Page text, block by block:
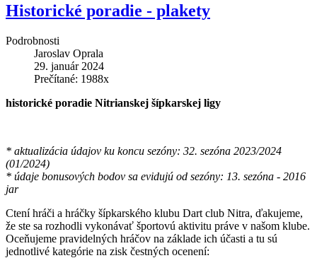
Historické poradie - plakety
Podrobnosti
Jaroslav Oprala
29. január 2024
Prečítané: 1988x
historické poradie Nitrianskej šípkarskej ligy
* aktualizácia údajov ku koncu sezóny: 32. sezóna 2023/2024
(01/2024)
* údaje bonusových bodov sa evidujú od sezóny: 13. sezóna - 2016
jar
Ctení hráči a hráčky šípkarského klubu Dart club Nitra, ďakujeme,
že ste sa rozhodli vykonávať športovú aktivitu práve v našom klube.
Oceňujeme pravidelných hráčov na základe ich účasti a tu sú
jednotlivé kategórie na zisk čestných ocenení: